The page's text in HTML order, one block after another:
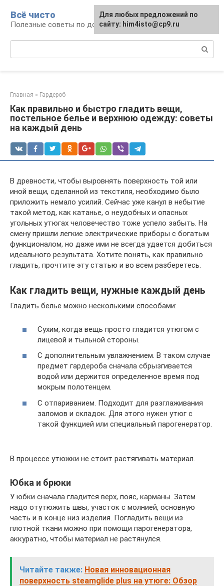
контенту
Всё чисто
Полезные советы по домоводству
Главная » Гардероб
Как правильно и быстро гладить вещи,
постельное белье и верхнюю одежду: советы
на каждый день
В древности, чтобы выровнять поверхность той или
иной вещи, сделанной из текстиля, необходимо было
приложить немало усилий. Сейчас уже канул в небытие
такой метод, как катанье, о неудобных и опасных
угольных утюгах человечество тоже успело забыть. На
смену пришли легкие электрические приборы с богатым
функционалом, но даже ими не всегда удается добиться
идеального результата. Хотите понять, как правильно
гладить, прочтите эту статью и во всем разберетесь.
Как гладить вещи, нужные каждый день
Гладить белье можно несколькими способами:
Сухим, когда вещь просто гладится утюгом с
лицевой и тыльной стороны.
С дополнительным увлажнением. В таком случае
предмет гардероба сначала сбрызгивается
водой или держится определенное время под
мокрым полотенцем.
С отпариванием. Подходит для разглаживания
заломов и складок. Для этого нужен утюг с
такой функцией или специальный парогенератор.
В процессе утюжки не стоит растягивать материал.
Юбка и брюки
У юбки сначала гладится верх, пояс, карманы. Затем
надо отутюжить швы, участок с молнией, основную
часть и в конце низ изделия. Погладить вещи из
плотной ткани можно при помощи парогенератора,
аккуратно, чтобы материал не растянулся.
Читайте также: Новая инновационная
поверхность steamglide plus на утюге: Обзор
Для любых предложений по
сайту: him4isto@cp9.ru